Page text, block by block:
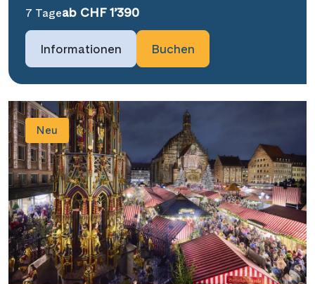
7 Tageab CHF 1’390
Informationen Buchen
Neu